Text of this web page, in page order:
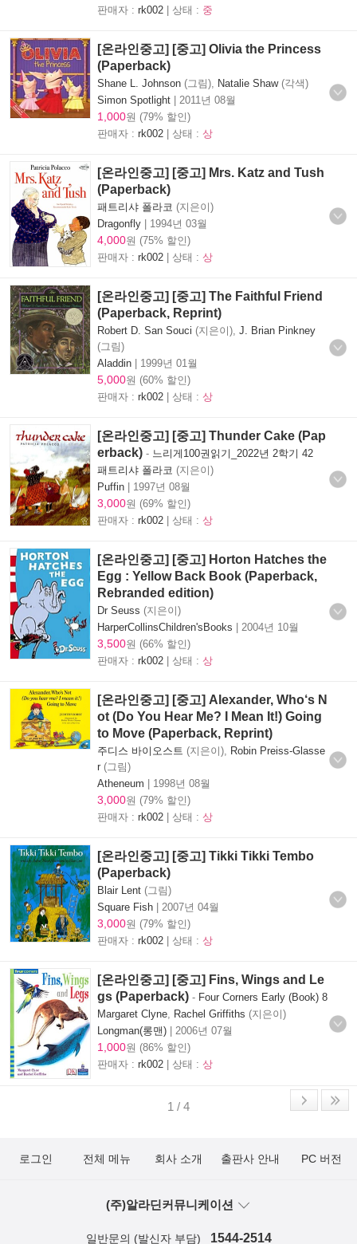
판매자 : rk002 | 상태 : 중
[온라인중고] [중고] Olivia the Princess
(Paperback)
Shane L. Johnson (그림), Natalie Shaw(각색)
Simon Spotlight | 2011년 08월
1,000원 (79% 할인)
판매자 : rk002 | 상태 : 상
[온라인중고] [중고] Mrs. Katz and Tush
(Paperback)
패트리샤 폴라코 (지은이)
Dragonfly | 1994년 03월
4,000원 (75% 할인)
판매자 : rk002 | 상태 : 상
[온라인중고] [중고] The Faithful Friend
(Paperback, Reprint)
Robert D. San Souci (지은이), J. Brian Pinkney
(그림)
Aladdin | 1999년 01월
5,000원 (60% 할인)
판매자 : rk002 | 상태 : 상
[온라인중고] [중고] Thunder Cake (Pap
erback) - 느리게100권읽기_2022년 2학기 42
패트리샤 폴라코 (지은이)
Puffin | 1997년 08월
3,000원 (69% 할인)
판매자 : rk002 | 상태 : 상
[온라인중고] [중고] Horton Hatches the
Egg : Yellow Back Book (Paperback,
Rebranded edition)
Dr Seuss (지은이)
HarperCollinsChildren'sBooks | 2004년 10월
3,500원 (66% 할인)
판매자 : rk002 | 상태 : 상
[온라인중고] [중고] Alexander, Who‘s N
ot (Do You Hear Me? I Mean It!) Going
to Move (Paperback, Reprint)
주디스 바이오스트 (지은이), Robin Preiss-Glasse
r (그림)
Atheneum | 1998년 08월
3,000원 (79% 할인)
판매자 : rk002 | 상태 : 상
[온라인중고] [중고] Tikki Tikki Tembo
(Paperback)
Blair Lent (그림)
Square Fish | 2007년 04월
3,000원 (79% 할인)
판매자 : rk002 | 상태 : 상
[온라인중고] [중고] Fins, Wings and Le
gs (Paperback) - Four Corners Early (Book) 8
Margaret Clyne Rachel Griffiths (지은이)
Longman(롱맨) | 2006년 07월
1,000원 (86% 할인)
판매자 : rk002 | 상태 : 상
1 / 4
로그인 전체 메뉴 회사 소개 출판사 안내 PC 버전
(주)알라딘커뮤니케이션
일반문의 (발신자 부담) 1544-2514